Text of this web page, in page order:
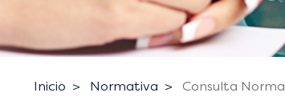
Inicio Normativa Consulta